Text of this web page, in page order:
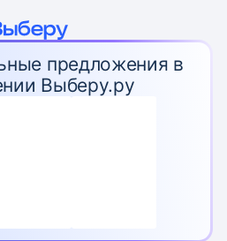
предложения в
Выберу.ру